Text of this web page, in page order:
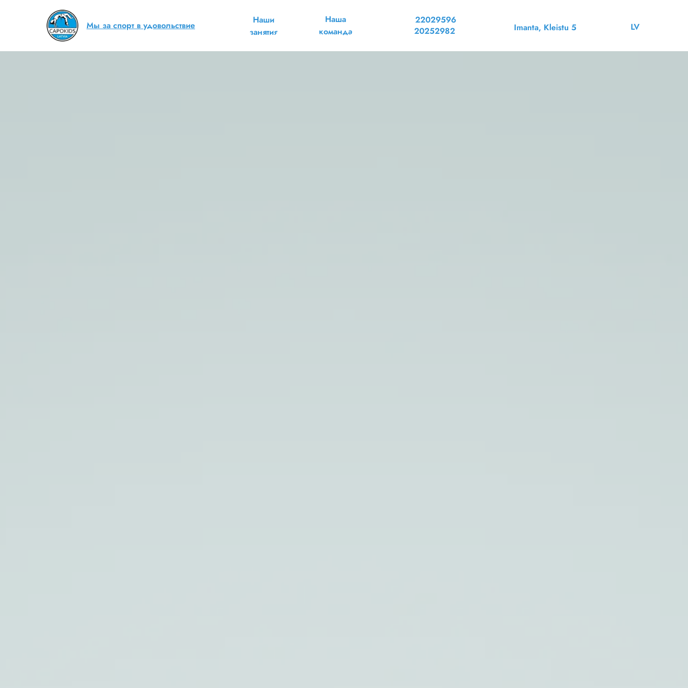
Наша
команда
Imanta, Kleistu 5
Мы за спорт в удовольствие
Наши
занятия
LV
20252982
22029596